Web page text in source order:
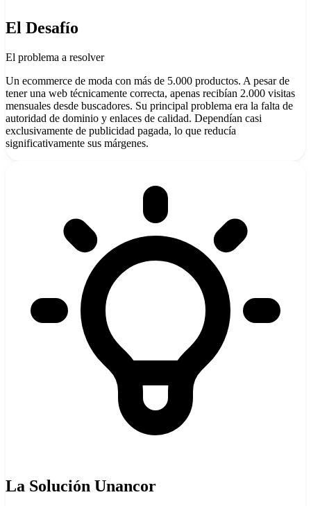
El Desafío
El problema a resolver
Un ecommerce de moda con más de 5.000 productos. A pesar de
tener una web técnicamente correcta, apenas recibían 2.000 visitas
mensuales desde buscadores. Su principal problema era la falta de
autoridad de dominio y enlaces de calidad. Dependían casi
exclusivamente de publicidad pagada, lo que reducía
significativamente sus márgenes.
La Solución Unancor